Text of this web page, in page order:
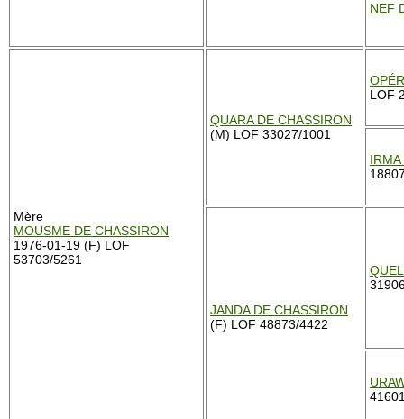
NEF
Mère
MOUSME DE CHASSIRON
1976-01-19 (F) LOF
53703/5261
QUARA DE CHASSIRON
(M) LOF 33027/1001
LOF
JANDA DE CHASSIRON
(F) LOF 48873/4422